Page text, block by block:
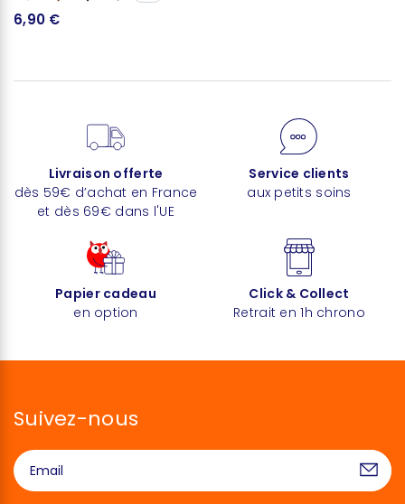
6,90 €
Livraison offerte
dès 59€ d’achat en France
et dès 69€ dans l'UE
Service clients
aux petits soins
Papier cadeau
en option
Click & Collect
Retrait en 1h chrono
Suivez-nous